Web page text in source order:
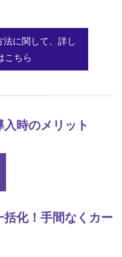
法に関して、詳し
こちら
時のメリット
化！手間なくカー